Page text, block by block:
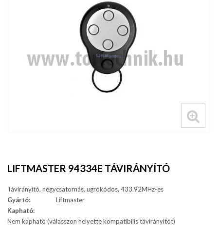
LIFTMASTER 94334E TÁVIRÁNYÍTÓ
Távirányító, négycsatornás, ugrókódos, 433.92MHz-es
Gyártó:
Liftmaster
Kapható:
Nem kapható (válasszon helyette kompatibilis távirányítót)